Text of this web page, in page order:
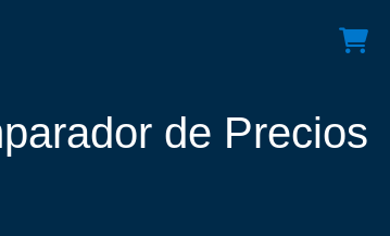
de Precios